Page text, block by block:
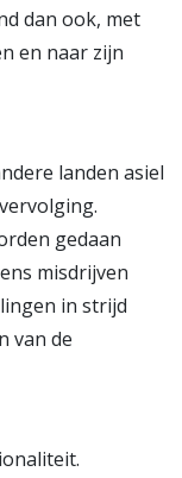
dan ook, met
en naar zijn
landen asiel
gedaan
misdrijven
in strijd
van de